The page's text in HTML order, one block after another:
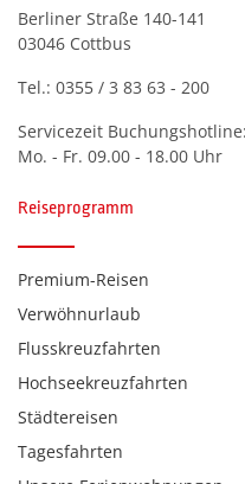
Arena Tour
Berliner Straße 140-141
03046 Cottbus
Tel.: 0355 / 3 83 63 - 200
Servicezeit Buchungshotline:
Mo. - Fr. 09.00 - 18.00 Uhr
Reiseprogramm
Premium-Reisen
Verwöhnurlaub
Flusskreuzfahrten
Hochseekreuzfahrten
Städtereisen
Tagesfahrten